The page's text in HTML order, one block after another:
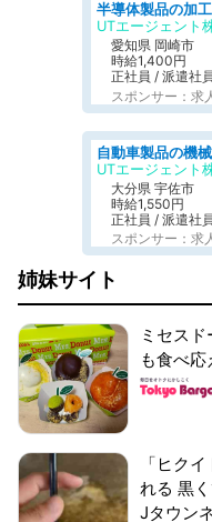
UTエージェント
愛知県 岡崎市
時給1,400円
正社員 / 派遣社
スポンサー：求
大分県 宇佐市
時給1,550円
正社員 / 派遣社
スポンサー：求
姉妹サイト
ミセス
も食べ応
「ヒク
れる 黒
Jタウン